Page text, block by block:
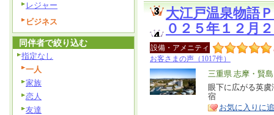
大江戸温泉物語
０２５年１２月
設備・アメニティ
お客さまの声（1017件）
エ
リ
ア
三重県 志摩・賢島
特
徴
眼下に広がる英
宿
お気に入りに
レジャー
ビジネス
同伴者で絞り込む
指定なし
一人
家族
恋人
友達